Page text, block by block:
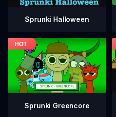
Sprunki Halloween
Sprunki Greencore